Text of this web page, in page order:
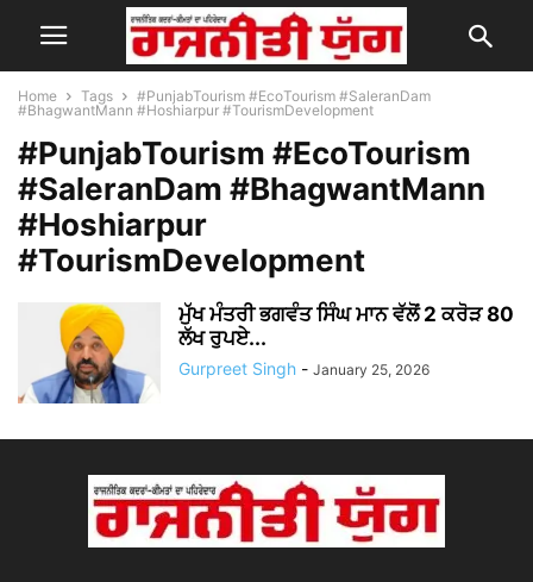
Home Tags
#PunjabTourism #EcoTourism #SaleranDam
#BhagwantMann #Hoshiarpur #TourismDevelopment
#PunjabTourism #EcoTourism
#SaleranDam #BhagwantMann
#Hoshiarpur
#TourismDevelopment
ਮੁੱਖ ਮੰਤਰੀ ਭਗਵੰਤ ਸਿੰਘ ਮਾਨ ਵੱਲੋਂ 2 ਕਰੋੜ 80
ਲੱਖ ਰੁਪਏ...
Gurpreet Singh - January 25, 2026